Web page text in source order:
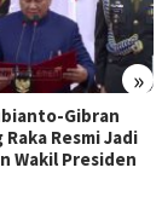
»
Gibran
Resmi Jadi
Wakil Presiden